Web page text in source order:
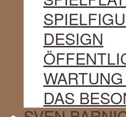
DESIGN
DAS